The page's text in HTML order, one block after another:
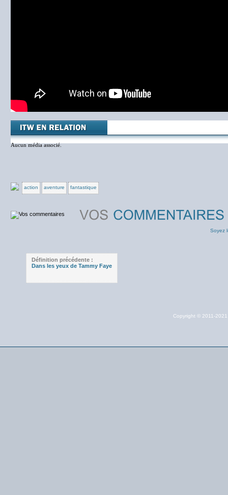
Aucun média associé.
action aventure fantastique
Soyez
Définition précédente :
Dans les yeux de Tammy Faye
Copyright © 2011-